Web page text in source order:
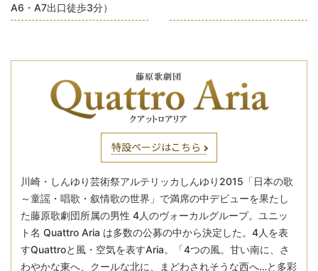
A6・A7出口徒歩3分）
特設ページはこちら
川崎・しんゆり芸術祭アルテリッカしんゆり2015「日本の歌
～童謡・唱歌・叙情歌の世界」で満席の中デビューを果たし
た藤原歌劇団所属の男性 4人のヴォーカルグループ。ユニッ
ト名 Quattro Aria は多数の公募の中から決定した。4人を表
すQuattroと風・空気を表すAria。「4つの風。甘い南に、さ
わやかな東へ、クールな北に、まどわされそうな西へ…と多彩